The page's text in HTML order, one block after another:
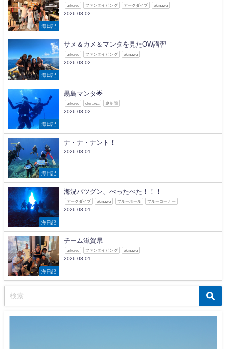
海日記
arkdive ファンダイビング アークダイブ okinawa
2026.08.02
海日記
サメ＆カメ＆マンタを見たOW講習
arkdive ファンダイビング okinawa
2026.08.02
海日記
黒島マンタ🌟
arkdive okinawa 慶良間
2026.08.02
海日記
ナ・ナ・ナント！
2026.08.01
海日記
海況バツグン、べったべた！！！
アークダイブ okinawa ブルーホール ブルーコーナー
2026.08.01
海日記
チーム滋賀県
arkdive ファンダイビング okinawa
2026.08.01